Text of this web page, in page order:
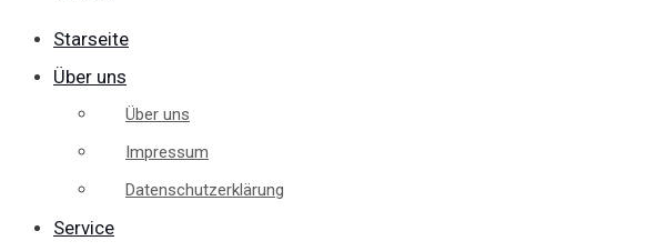
Starseite
Über uns
Über uns
Impressum
Datenschutzerklärung
Service